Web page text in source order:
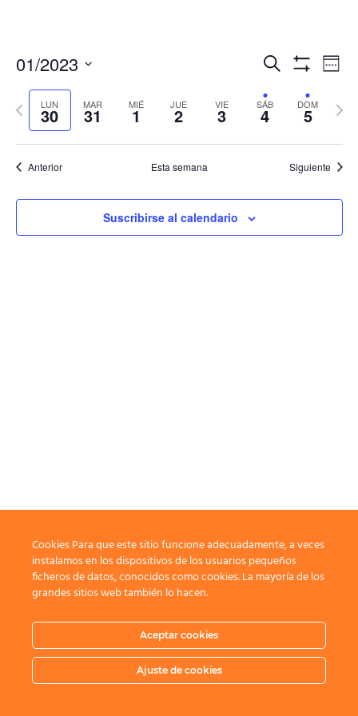
búsqueda
y
vistas
Buscar
de
de
01/2023
fecha.LUN
30 MAR
31 MIÉ
1 JUE
2 VIE
3 SÁB
4 DOM
5
Semana
anterior
Anterior Esta semana Siguiente
Suscribirse al calendario
Cookies Para que este sitio funcione adecuadamente, a veces
instalamos en los dispositivos de los usuarios pequeños
ficheros de datos, conocidos como cookies. La mayoría de los
grandes sitios web también lo hacen.
Aceptar cookies
Ajuste de cookies